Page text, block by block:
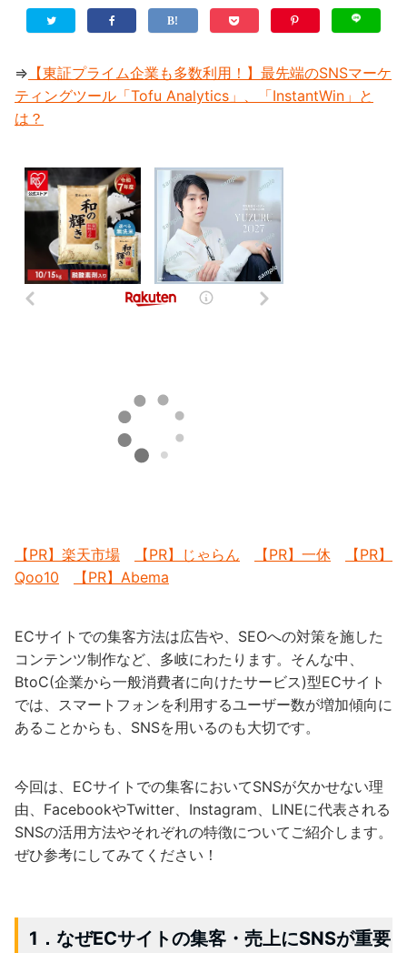
⇒ 【東証プライム企業も多数利用！】最先端のSNSマーケ
ティングツール「Tofu Analytics」、「InstantWin」と
は？
【PR】楽天市場 【PR】じゃらん 【PR】一休
【PR】
Qoo10
【PR】Abema
ECサイトでの集客方法は広告や、SEOへの対策を施した
コンテンツ制作など、多岐にわたります。そんな中、
BtoC(企業から一般消費者に向けたサービス)型ECサイト
では、スマートフォンを利用するユーザー数が増加傾向に
あることからも、SNSを用いるのも大切です。
今回は、ECサイトでの集客においてSNSが欠かせない理
由、FacebookやTwitter、Instagram、LINEに代表される
SNSの活用方法やそれぞれの特徴についてご紹介します。
ぜひ参考にしてみてください！
1．なぜECサイトの集客・売上にSNSが重要